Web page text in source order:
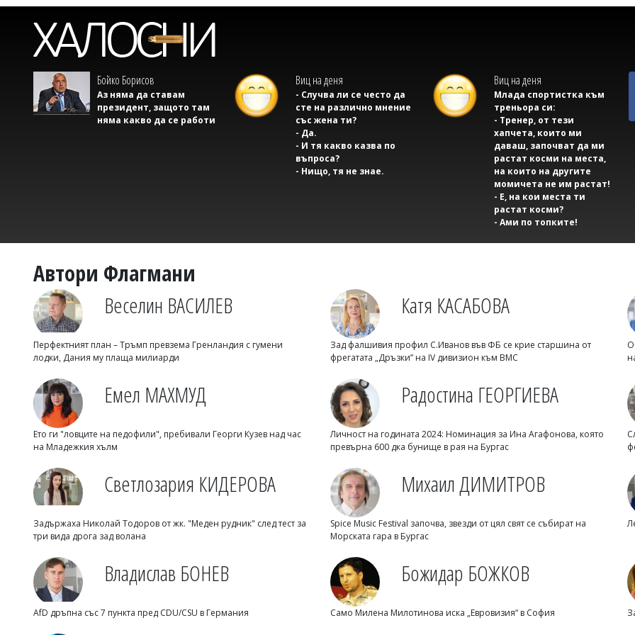
Бойко Борисов
Аз няма да ставам
президент, защото там
няма какво да се работи
Виц на деня
- Случва ли се често да
сте на различно мнение
със жена ти?
- Да.
- И тя какво казва по
въпроса?
- Нищо, тя не знае.
Виц на деня
Млада спортистка към
треньора си:
- Тренер, от тези
хапчета, които ми
даваш, започват да ми
растат косми на места,
на които на другите
момичета не им растат!
- Е, на кои места ти
растат косми?
- Ами по топките!
Автори Флагмани
Веселин ВАСИЛЕВ
Перфектният план – Тръмп превзема Гренландия с гумени
лодки, Дания му плаща милиарди
Катя КАСАБОВА
Зад фалшивия профил С.Иванов във ФБ се крие старшина от
фрегатата „Дръзки” на IV дивизион към ВМС
Емел МАХМУД
Ето ги "ловците на педофили", пребивали Георги Кузев над час
на Младежкия хълм
Радостина ГЕОРГИЕВА
Личност на годината 2024: Номинация за Ина Агафонова, която
превърна 600 дка бунище в рая на Бургас
Светлозария КИДЕРОВА
Задържаха Николай Тодоров от жк. "Меден рудник" след тест за
три вида дрога зад волана
Михаил ДИМИТРОВ
Spice Music Festival започва, звезди от цял свят се събират на
Морската гара в Бургас
Владислав БОНЕВ
AfD дръпна със 7 пункта пред CDU/CSU в Германия
Божидар БОЖКОВ
Само Милена Милотинова иска „Евровизия“ в София